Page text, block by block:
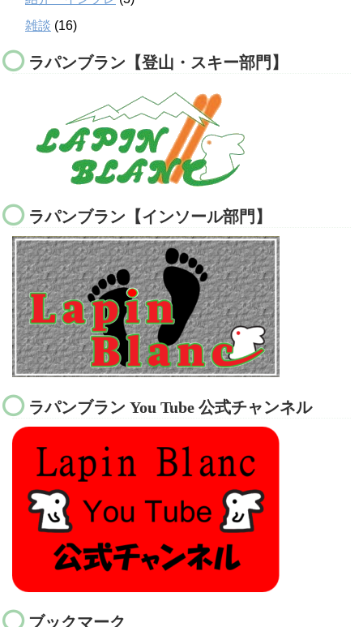
雑談 (16)
ラパンブラン【登山・スキー部門】
ラパンブラン【インソール部門】
ラパンブラン You Tube 公式チャンネル
ブックマーク